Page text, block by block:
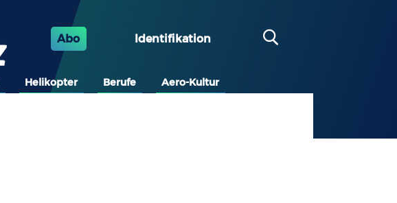
Abo Identifikation
Helikopter Berufe Aero-Kultur